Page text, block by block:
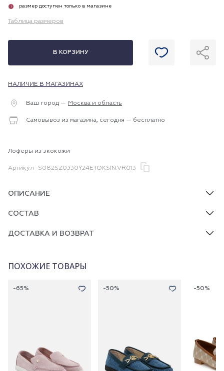
i размер доступен только в магазине
Таблица размеров
В КОРЗИНУ
НАЛИЧИЕ В МАГАЗИНАХ
Ваш город — Москва и область
Самовывоз из магазина, сегодня — бесплатно
Лоферы из экокожи
Артикул S082SZ0330Y24ETOKSIN.VR013
ОПИСАНИЕ
СОСТАВ
ДОСТАВКА И ВОЗВРАТ
ПОХОЖИЕ ТОВАРЫ
-65% -50% -50%